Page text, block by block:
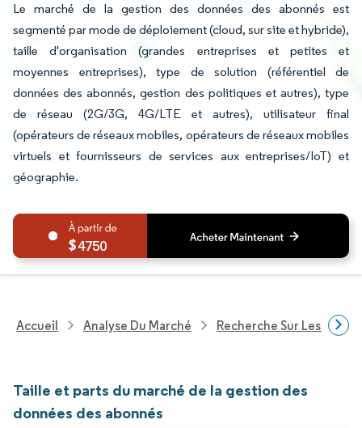
Le marché de la gestion des données des abonnés est
segmenté par mode de déploiement (cloud, sur site et hybride),
taille d'organisation (grandes entreprises et petites et
moyennes entreprises), type de solution (référentiel de
données des abonnés, gestion des politiques et autres), type
de réseau (2G/3G, 4G/LTE et autres), utilisateur final
(opérateurs de réseaux mobiles, opérateurs de réseaux mobiles
virtuels et fournisseurs de services aux entreprises/IoT) et
géographie.
4750
Accueil Analyse Du Marché Recherche Sur Les
Taille et parts du marché de la gestion des
données des abonnés